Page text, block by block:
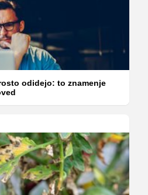
odidejo: to znamenje